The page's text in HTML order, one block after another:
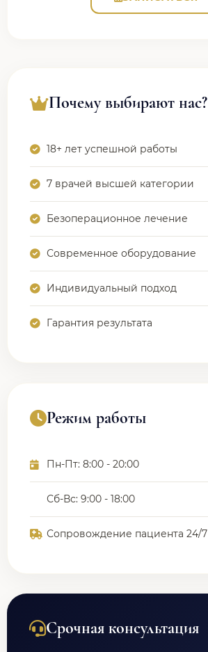
Почему выбирают нас?
18+ лет успешной работы
7 врачей высшей категории
Безоперационное лечение
Современное оборудование
Индивидуальный подход
Гарантия результата
Режим работы
Пн-Пт: 8:00 - 20:00
Сб-Вс: 9:00 - 18:00
Сопровождение пациента 24/7
Срочная консультация